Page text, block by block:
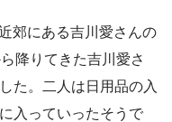
郊にある吉川愛さんの
降りてきた吉川愛さ
た。二人は日用品の入
入っていったそうで